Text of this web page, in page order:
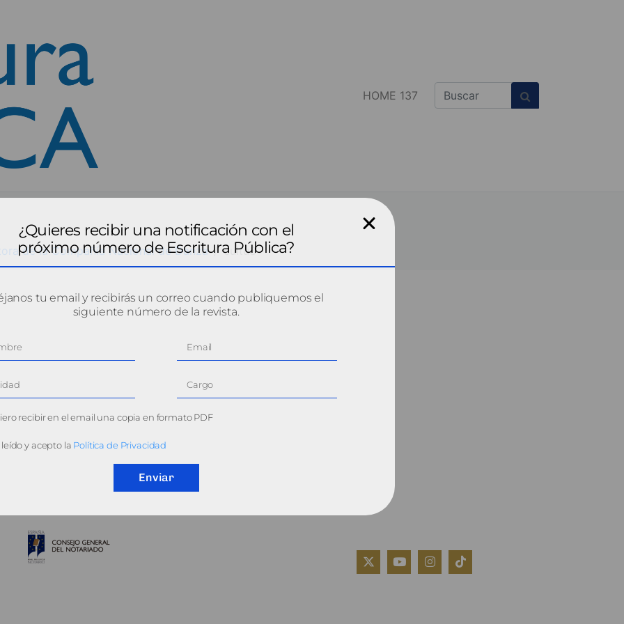
HOME 137
de la Compañía Nacional de Danza cultu3
POLÍTICA DE COOKIES
¿Quieres recibir una notificación con el
próximo número de Escritura Pública?
tu email y recibirás un correo cuando publiquemos el
siguiente número de la revista.
recibir en el email una copia en formato PDF
leído y acepto la Política de Privacidad
Enviar